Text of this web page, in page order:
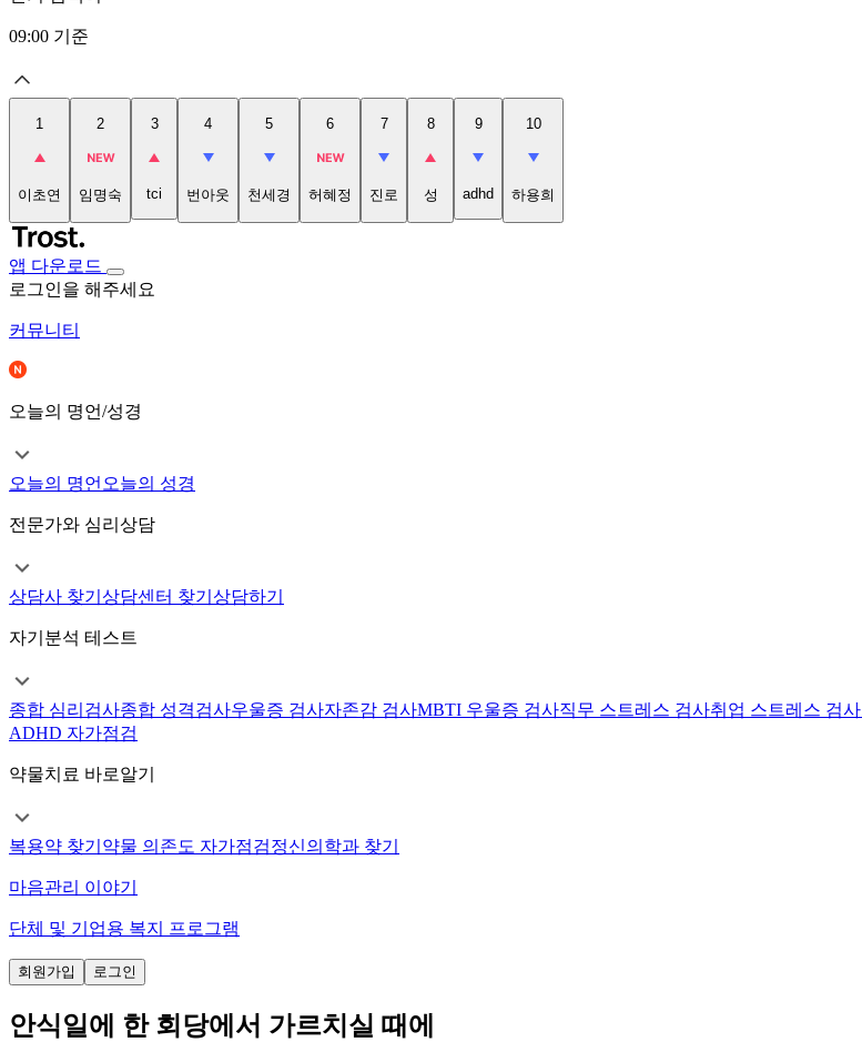
09:00 기준
1
이초연
2
임명숙
3
tci
4
번아웃
5
천세경
6
허혜정
7
진로
8
성
9
adhd
10
하용희
앱 다운로드
로그인을 해주세요
커뮤니티
오늘의 명언/성경
오늘의 명언 오늘의 성경
전문가와 심리상담
상담사 찾기 상담센터 찾기 상담하기
자기분석 테스트
종합 심리검사종합 성격검사우울증 검사자존감 검사MBTI 우울증 검사직무 스트레스 검사취업 스트레스 검사
ADHD 자가점검
약물치료 바로알기
복용약 찾기 약물 의존도 자가점검정신의학과 찾기
마음관리 이야기
단체 및 기업용 복지 프로그램
회원가입 로그인
안식일에 한 회당에서 가르치실 때에